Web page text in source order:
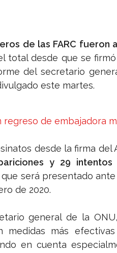
de las FARC fueron
total desde que se
del secretario
este martes.
regreso de embajadora
desde la firma del
y 29 intentos
será presentado
de 2020.
general de la
medidas más
en cuenta